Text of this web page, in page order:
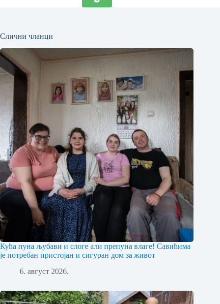
Слични чланци
Кућа пуна љубави и слоге али препуна влаге! Савићима
је потребан пристојан и сигуран дом за живот
6. август 2026.